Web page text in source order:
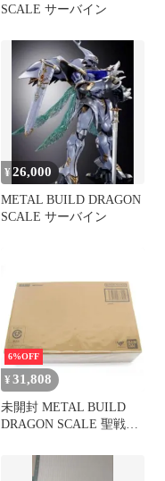
SCALE サーバイン
¥26,000
METAL BUILD DRAGON
SCALE サーバイン
6%OFF
¥31,808
未開封 METAL BUILD
DRAGON SCALE 聖戦士
フィギュア #UH4603